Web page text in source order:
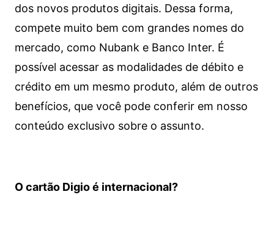
dos novos produtos digitais. Dessa forma,
compete muito bem com grandes nomes do
mercado, como Nubank e Banco Inter. É
possível acessar as modalidades de débito e
crédito em um mesmo produto, além de outros
benefícios, que você pode conferir em nosso
conteúdo exclusivo sobre o assunto.
O cartão Digio é internacional?